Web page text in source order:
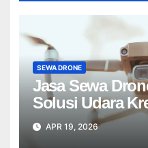
SEWA DRONE
Jasa Sewa
Solusi Udara
Anda Tanpa
APR 19, 2026